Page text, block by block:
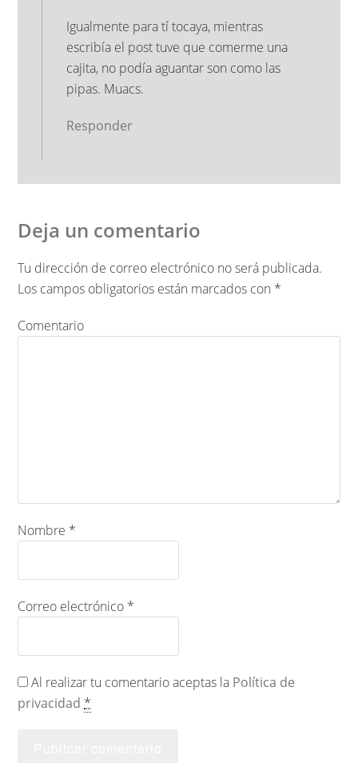
Igualmente para tí tocaya, mientras
escribía el post tuve que comerme una
cajita, no podía aguantar son como las
pipas. Muacs.
Responder
Deja un comentario
Tu dirección de correo electrónico no será publicada.
Los campos obligatorios están marcados con *
Comentario
Nombre *
Correo electrónico *
Al realizar tu comentario aceptas la Política de
privacidad *